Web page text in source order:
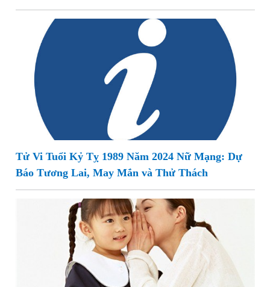
Tử Vi Tuổi Kỷ Tỵ 1989 Năm 2024 Nữ Mạng: Dự
Báo Tương Lai, May Mắn và Thử Thách